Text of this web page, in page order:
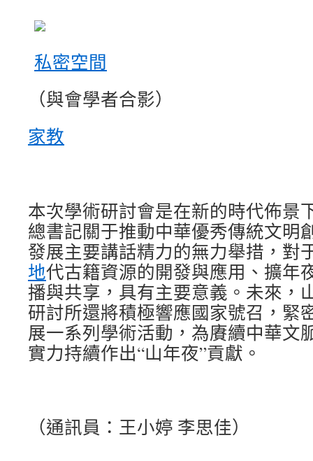
私密空間
（與會學者合影）
家教
本次學術研討會是在新的時代佈景
總書記關于推動中華優秀傳統文明
發展主要講話精力的無力舉措，對
地代古籍資源的開發與應用、擴年
播與共享，具有主要意義。未來，
研討所還將積極響應國家號召，緊
展一系列學術活動，為賡續中華文
實力持續作出“山年夜”貢獻。
（通訊員：王小婷 李思佳）